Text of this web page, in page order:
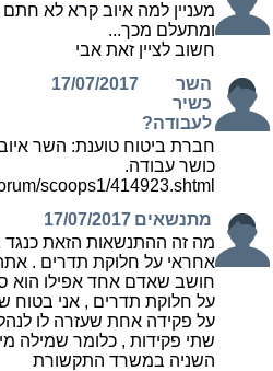
מעניין למה איוב קרא לא חתם
ומתעלם מכך...
חשוב לציין זאת אבי
השר
כשיר
לעבודה?
17/07/2017
חברת ביטוח טוענת: השר
כושר עבודה.
scoops1/414923.shtml
מתנשאים 17/07/2017
מה זה ההתנשאות הזאת כנגד
אחראי על חלוקת תדרים .
חושב שאדם אחד אפילו הוא
על חלוקת תדרים , אני בטוח
על פקידה אחת שעזרה לו
שתי פקידות , כלומר שמילה
השניה במשרד התקשורת